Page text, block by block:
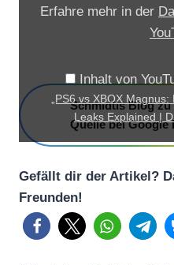
Erfahre mehr in der
Inhalt von
„PS6 vs XBOX
Leaks Explained |
Schmidtis Blog
Quelle bei Google
Gefällt dir der Artikel?
Freunden!